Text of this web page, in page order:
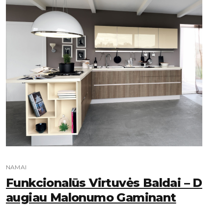
NAMAI
Funkcionalūs Virtuvės Baldai – D
Augiau Malonumo Gaminant